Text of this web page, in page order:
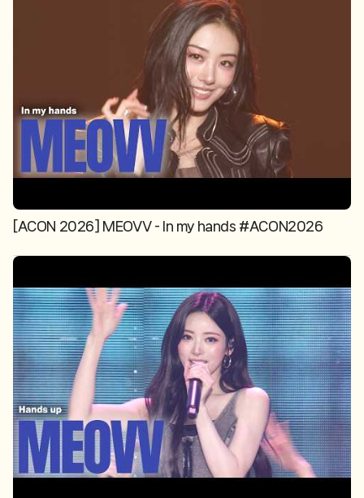
[ACON 2026] MEOVV - In my hands #ACON2026